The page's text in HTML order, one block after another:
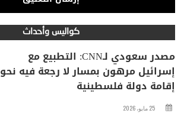
كواليس وأحداث
مصدر سعودي لـCNN: التطبيع مع
إسرائيل مرهون بمسار لا رجعة فيه نحو
إقامة دولة فلسطينية
25 مايو، 2026